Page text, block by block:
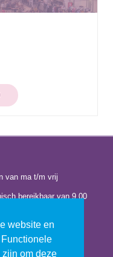
website en
om deze
van ma t/m vrij
bereikbaar van 9.00